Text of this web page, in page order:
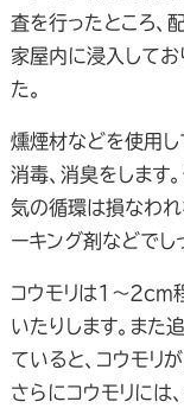
査を行ったところ、
家屋内に浸入してお
た。
燻煙材などを使用し
消毒、消臭をします
気の循環は損なわれ
ーキング剤などでし
コウモリは1～2cm
いたりします。また
ていると、コウモリ
さらにコウモリには